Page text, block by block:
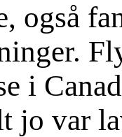
også
i
jo var